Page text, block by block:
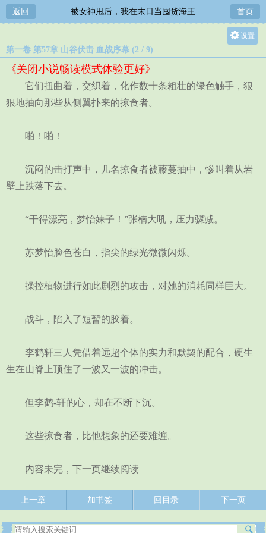
返回 被女神甩后，我在末日当囤货海王 首页
设置
中
第一卷 第57章 山谷伏击 血战序幕 (2 / 9)
《关闭小说畅读模式体验更好》
它们扭曲着，交织着，化作数十条粗壮的绿色触手，狠
狠地抽向那些从侧翼扑来的掠食者。
啪！啪！
沉闷的击打声中，几名掠食者被藤蔓抽中，惨叫着从岩
壁上跌落下去。
“干得漂亮，梦怡妹子！”张楠大吼，压力骤减。
苏梦怡脸色苍白，指尖的绿光微微闪烁。
操控植物进行如此剧烈的攻击，对她的消耗同样巨大。
战斗，陷入了短暂的胶着。
李鹤轩三人凭借着远超个体的实力和默契的配合，硬生
生在山脊上顶住了一波又一波的冲击。
但李鹤-轩的心，却在不断下沉。
这些掠食者，比他想象的还要难缠。
内容未完，下一页继续阅读
上一章 加书签 回目录 下一页